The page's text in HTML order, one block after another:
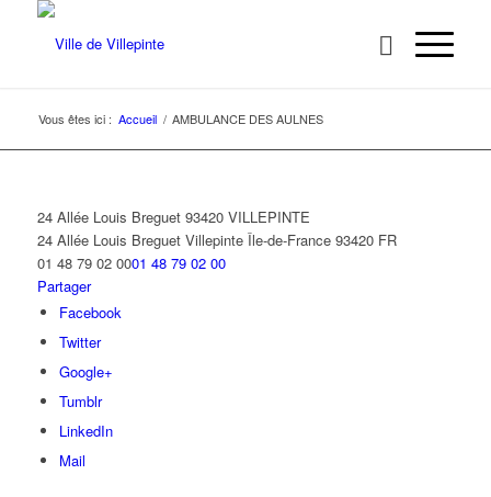
Vous êtes ici : Accueil / AMBULANCE DES AULNES
24 Allée Louis Breguet 93420 VILLEPINTE
24 Allée Louis Breguet Villepinte Île-de-France 93420 FR
01 48 79 02 0001 48 79 02 00
Partager
Facebook
Twitter
Google+
Tumblr
LinkedIn
Mail